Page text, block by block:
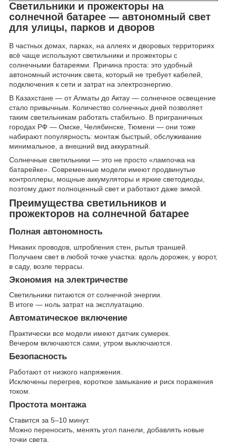
Светильники и прожекторы на
солнечной батарее — автономный свет
для улицы, парков и дворов
В частных домах, парках, на аллеях и дворовых территориях
всё чаще используют светильники и прожекторы с
солнечными батареями. Причина проста: это удобный
автономный источник света, который не требует кабелей,
подключения к сети и затрат на электроэнергию.
В Казахстане — от Алматы до Актау — солнечное освещение
стало привычным. Количество солнечных дней позволяет
таким светильникам работать стабильно. В приграничных
городах РФ — Омске, Челябинске, Тюмени — они тоже
набирают популярность: монтаж быстрый, обслуживание
минимальное, а внешний вид аккуратный.
Солнечные светильники — это не просто «лампочка на
батарейке». Современные модели имеют продвинутые
контроллеры, мощные аккумуляторы и яркие светодиоды,
поэтому дают полноценный свет и работают даже зимой.
Преимущества светильников и
прожекторов на солнечной батарее
Полная автономность
Никаких проводов, штробления стен, рытья траншей.
Получаем свет в любой точке участка: вдоль дорожек, у ворот,
в саду, возле террасы.
Экономия на электричестве
Светильники питаются от солнечной энергии.
В итоге — ноль затрат на эксплуатацию.
Автоматическое включение
Практически все модели имеют датчик сумерек.
Вечером включаются сами, утром выключаются.
Безопасность
Работают от низкого напряжения.
Исключены перегрев, короткое замыкание и риск поражения
током.
Простота монтажа
Ставится за 5–10 минут.
Можно переносить, менять угол панели, добавлять новые
точки света.